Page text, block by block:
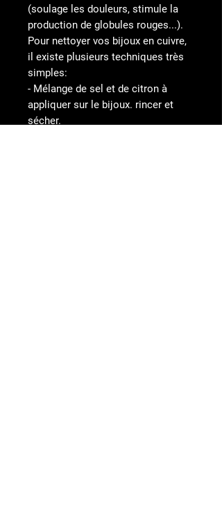
(soulage les douleurs, stimule la
production de globules rouges...).
Pour nettoyer vos bijoux en cuivre,
il existe plusieurs techniques très
simples:
- Mélange de sel et de citron à
appliquer sur le bijoux. rincer et
sécher.